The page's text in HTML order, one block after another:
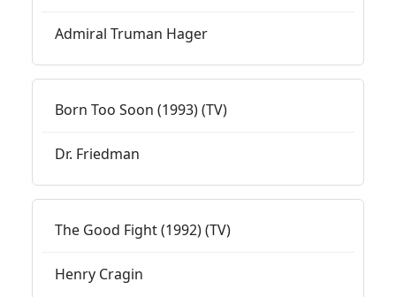
Admiral Truman Hager
Born Too Soon (1993) (TV)
Dr. Friedman
The Good Fight (1992) (TV)
Henry Cragin